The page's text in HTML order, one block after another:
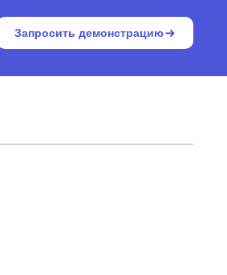
Запросить демонстрацию